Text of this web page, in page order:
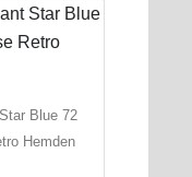
Blue 72
Hemden